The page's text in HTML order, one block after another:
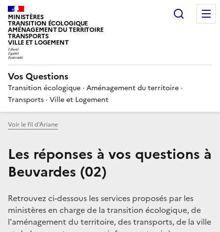
MINISTÈRES
TRANSITION ÉCOLOGIQUE
AMÉNAGEMENT DU TERRITOIRE
TRANSPORTS
VILLE ET LOGEMENT
Vos Questions
Transition écologique · Aménagement du territoire ·
Transports · Ville et Logement
Voir le fil d’Ariane
Les réponses à vos questions à
Beuvardes (02)
Retrouvez ci-dessous les services proposés par les
ministères en charge de la transition écologique, de
l'aménagement du territoire, des transports, de la ville